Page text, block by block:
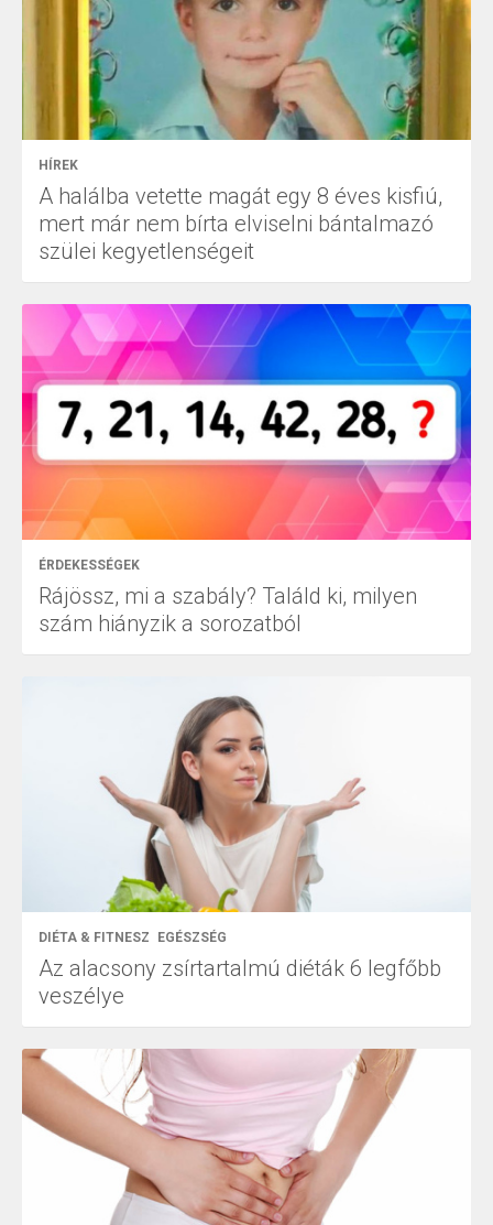
HÍREK
A halálba vetette magát egy 8 éves kisfiú,
mert már nem bírta elviselni bántalmazó
szülei kegyetlenségeit
ÉRDEKESSÉGEK
Rájössz, mi a szabály? Találd ki, milyen
szám hiányzik a sorozatból
DIÉTA & FITNESZ EGÉSZSÉG
Az alacsony zsírtartalmú diéták 6 legfőbb
veszélye